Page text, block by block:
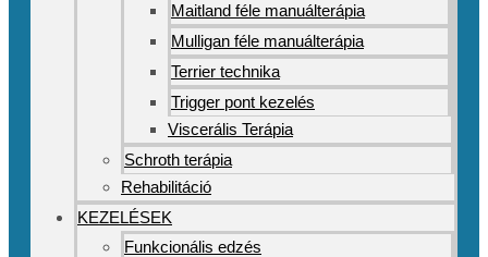
Maitland féle manuálterápia
Mulligan féle manuálterápia
Terrier technika
Trigger pont kezelés
Viscerális Terápia
Schroth terápia
Rehabilitáció
KEZELÉSEK
Funkcionális edzés